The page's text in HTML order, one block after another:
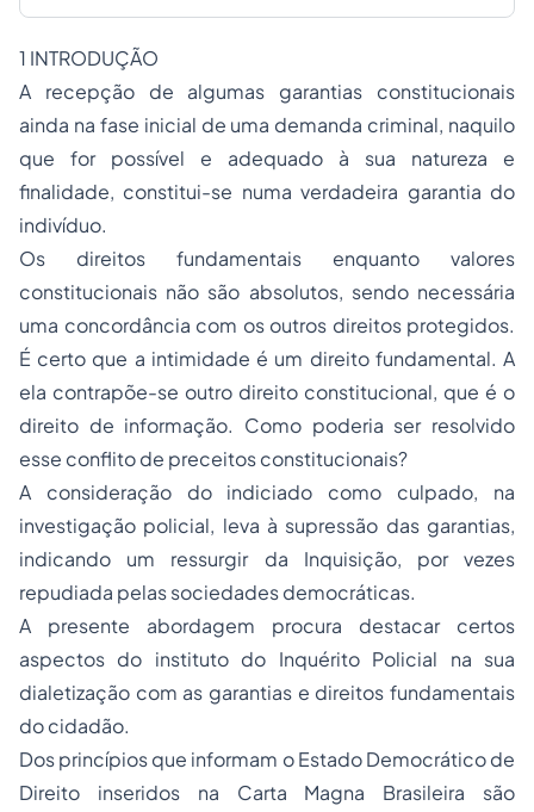
1 INTRODUÇÃO
A recepção de algumas garantias constitucionais
ainda na fase inicial de uma demanda criminal, naquilo
que for possível e adequado à sua natureza e
finalidade, constitui-se numa verdadeira garantia do
indivíduo.
Os direitos fundamentais enquanto valores
constitucionais não são absolutos, sendo necessária
uma concordância com os outros direitos protegidos.
É certo que a intimidade é um direito fundamental. A
ela contrapõe-se outro direito constitucional, que é o
direito de informação. Como poderia ser resolvido
esse conflito de preceitos constitucionais?
A consideração do indiciado como culpado, na
investigação policial, leva à supressão das garantias,
indicando um ressurgir da Inquisição, por vezes
repudiada pelassociedadesdemocráticas.
A presente abordagem procura destacar certos
aspectos do instituto do Inquérito Policial na sua
dialetização com as garantias e direitos fundamentais
do cidadão.
Dos princípios que informam o Estado Democrático de
Direito inseridos na Carta Magna Brasileira são